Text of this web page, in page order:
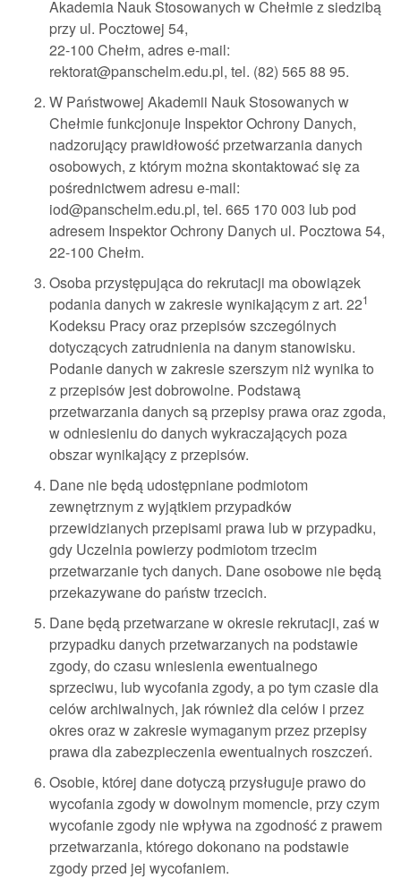
Akademia Nauk Stosowanych w Chełmie z siedzibą
przy ul. Pocztowej 54,
22-100 Chełm, adres e-mail:
rektorat@panschelm.edu.pl, tel. (82) 565 88 95.
W Państwowej Akademii Nauk Stosowanych w
Chełmie funkcjonuje Inspektor Ochrony Danych,
nadzorujący prawidłowość przetwarzania danych
osobowych, z którym można skontaktować się za
pośrednictwem adresu e-mail:
iod@panschelm.edu.pl, tel. 665 170 003 lub pod
adresem Inspektor Ochrony Danych ul. Pocztowa 54,
22-100 Chełm.
Osoba przystępująca do rekrutacji ma obowiązek
podania danych w zakresie wynikającym z art. 221
Kodeksu Pracy oraz przepisów szczególnych
dotyczących zatrudnienia na danym stanowisku.
Podanie danych w zakresie szerszym niż wynika to
z przepisów jest dobrowolne. Podstawą
przetwarzania danych są przepisy prawa oraz zgoda,
w odniesieniu do danych wykraczających poza
obszar wynikający z przepisów.
Dane nie będą udostępniane podmiotom
zewnętrznym z wyjątkiem przypadków
przewidzianych przepisami prawa lub w przypadku,
gdy Uczelnia powierzy podmiotom trzecim
przetwarzanie tych danych. Dane osobowe nie będą
przekazywane do państw trzecich.
Dane będą przetwarzane w okresie rekrutacji, zaś w
przypadku danych przetwarzanych na podstawie
zgody, do czasu wniesienia ewentualnego
sprzeciwu, lub wycofania zgody, a po tym czasie dla
celów archiwalnych, jak również dla celów i przez
okres oraz w zakresie wymaganym przez przepisy
prawa dla zabezpieczenia ewentualnych roszczeń.
Osobie, której dane dotyczą przysługuje prawo do
wycofania zgody w dowolnym momencie, przy czym
wycofanie zgody nie wpływa na zgodność z prawem
przetwarzania, którego dokonano na podstawie
zgody przed jej wycofaniem.